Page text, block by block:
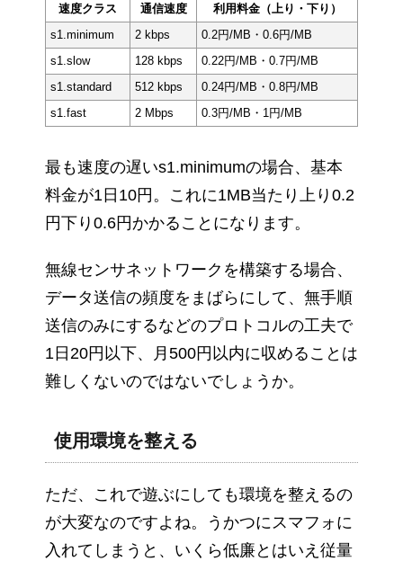
速度クラス 通信速度
利用料金（上り・下り）
s1.minimum
2 kbps
0.2円/MB・0.6円/MB
s1.slow
128 kbps
0.22円/MB・0.7円/MB
s1.standard
512 kbps
0.24円/MB・0.8円/MB
s1.fast
2 Mbps 0.3円/MB・1円/MB
最も速度の遅いs1.minimumの場合、基本
料金が1日10円。これに1MB当たり上り0.2
円下り0.6円かかることになります。
無線センサネットワークを構築する場合、
データ送信の頻度をまばらにして、無手順
送信のみにするなどのプロトコルの工夫で
1日20円以下、月500円以内に収めることは
難しくないのではないでしょうか。
使用環境を整える
ただ、これで遊ぶにしても環境を整えるの
が大変なのですよね。うかつにスマフォに
入れてしまうと、いくら低廉とはいえ従量